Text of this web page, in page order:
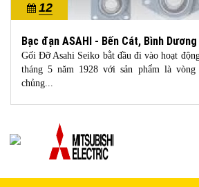
12
10/2022
Bạc đạn ASAHI - Bến Cát, Bình Dương
Gối Đỡ Asahi Seiko bằt đầu đi vào hoạt
tháng 5 năm 1928 với sản phẩm là
chủng...